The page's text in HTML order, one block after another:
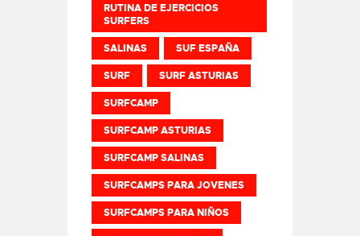
RUTINA DE EJERCICIOS
SURFERS
SALINAS SUF ESPAÑA
SURF SURF ASTURIAS
SURFCAMP
SURFCAMP ASTURIAS
SURFCAMP SALINAS
SURFCAMPS PARA JOVENES
SURFCAMPS PARA NIÑOS